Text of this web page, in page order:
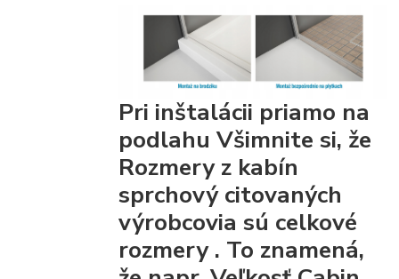
Pri inštalácii priamo na
podlahu Všimnite si, že
Rozmery z kabín
sprchový citovaných
výrobcoviasú celkové
rozmery. To znamená,